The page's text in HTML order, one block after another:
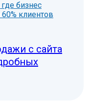
бизнес
клиентов
с сайта